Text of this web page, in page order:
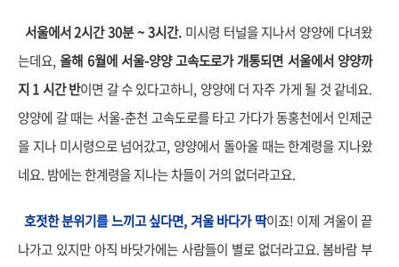
서울에서 2시간 30분 ~ 3시간.미시령 터널을 지나서 양양에 다녀왔
는데요,올해 6월에 서울-양양 고속도로가 개통되면 서울에서 양양까
지 1 시간 반이면 갈 수 있다고하니, 양양에 더 자주 가게 될 것 같네요.
양양에 갈 때는 서울-춘천 고속도로를 타고 가다가 동홍천에서 인제군
을 지나 미시령으로 넘어갔고, 양양에서 돌아올 때는 한계령을 지나왔
네요. 밤에는 한계령을 지나는 차들이 거의 없더라고요.
호젓한 분위기를 느끼고 싶다면, 겨울 바다가 딱이죠! 이제 겨울이 끝
나가고 있지만 아직 바닷가에는 사람들이 별로 없더라고요. 봄바람 부